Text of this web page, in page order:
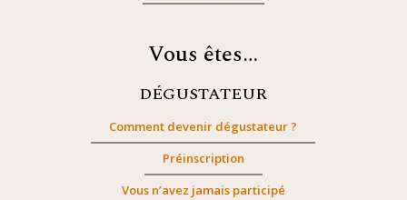
Vous êtes…
DÉGUSTATEUR
Comment devenir dégustateur ?
Préinscription
Vous n’avez jamais participé